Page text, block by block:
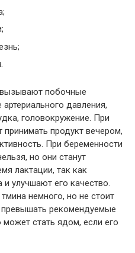
побочные
давления,
головокружение. При
продукт вечером,
При беременности
но они станут
лактации, так как
улучшают его качество.
немного, но не стоит
превышать рекомендуемые
стать ядом, если его